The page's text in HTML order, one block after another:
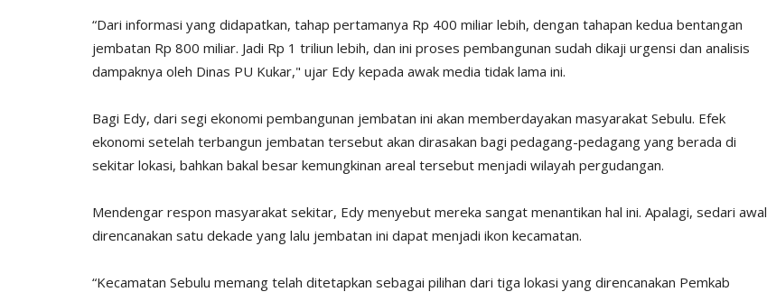
“Dari informasi yang didapatkan, tahap pertamanya Rp 400 miliar lebih, dengan tahapan kedua bentangan
jembatan Rp 800 miliar. Jadi Rp 1 triliun lebih, dan ini proses pembangunan sudah dikaji urgensi dan analisis
dampaknya oleh Dinas PU Kukar," ujar Edy kepada awak media tidak lama ini.
Bagi Edy, dari segi ekonomi pembangunan jembatan ini akan memberdayakan masyarakat Sebulu. Efek
ekonomi setelah terbangun jembatan tersebut akan dirasakan bagi pedagang-pedagang yang berada di
sekitar lokasi, bahkan bakal besar kemungkinan areal tersebut menjadi wilayah pergudangan.
Mendengar respon masyarakat sekitar, Edy menyebut mereka sangat menantikan hal ini. Apalagi, sedari awal
direncanakan satu dekade yang lalu jembatan ini dapat menjadi ikon kecamatan.
“Kecamatan Sebulu memang telah ditetapkan sebagai pilihan dari tiga lokasi yang direncanakan Pemkab